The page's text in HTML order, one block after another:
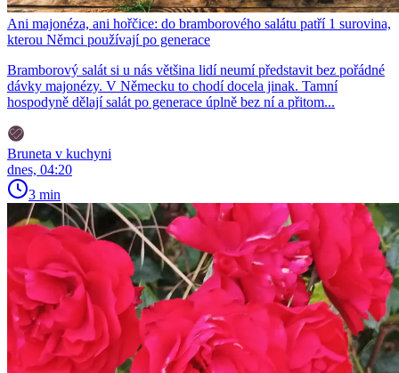
Ani majonéza, ani hořčice: do bramborového salátu patří 1 surovina,
kterou Němci používají po generace
Bramborový salát si u nás většina lidí neumí představit bez pořádné
dávky majonézy. V Německu to chodí docela jinak. Tamní
hospodyně dělají salát po generace úplně bez ní a přitom...
Bruneta v kuchyni
dnes, 04:20
3 min